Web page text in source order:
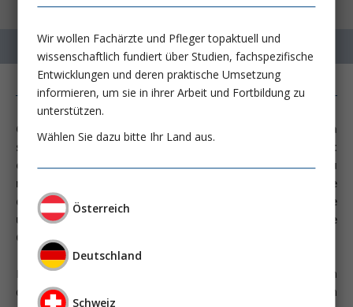
Gesundheitskompetenz (Health Literacy) wurde in Europa
spätestens seit der ersten Datenerhebung in acht
europäischen Ländern (2009-2012) ein ernst zu
nehmendes Thema im Gesundheitswesen. Die Ergebnisse
der Analyse wiesen in 47% der Teilnehmenden eine
unzureichende oder problematische
Gesundheitskompetenz nach.
Die Unterschiede zwischen den Ländern reichten von 29% in
den Niederlanden bis 62% in Bulgarien (Abbildung 1). Auch in
Wir wollen Fachärzte und Pfleger topaktuell und
wissenschaftlich fundiert über Studien, fachspezifische
Entwicklungen und deren praktische Umsetzung
informieren, um sie in ihrer Arbeit und Fortbildung zu
unterstützen.
Wählen Sie dazu bitte Ihr Land aus.
Österreich
Deutschland
Schweiz